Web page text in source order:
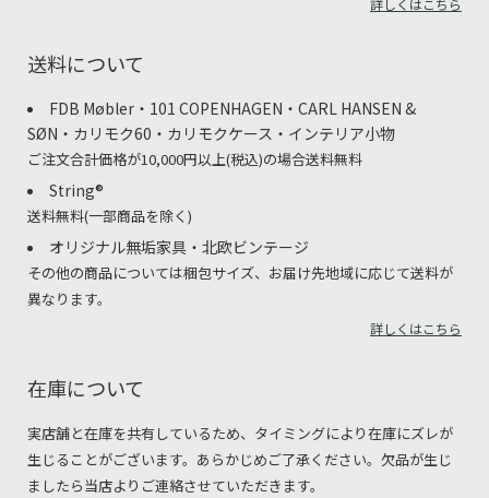
詳しくはこちら
送料について
FDB Møbler・101 COPENHAGEN・CARL HANSEN &
SØN・カリモク60・カリモクケース・インテリア小物
ご注文合計価格が10,000円以上(税込)の場合送料無料
String®︎
送料無料(一部商品を除く)
オリジナル無垢家具・北欧ビンテージ
その他の商品については梱包サイズ、お届け先地域に応じて送料が
異なります。
詳しくはこちら
在庫について
実店舗と在庫を共有しているため、タイミングにより在庫にズレが
生じることがございます。あらかじめご了承ください。欠品が生じ
ましたら当店よりご連絡させていただきます。